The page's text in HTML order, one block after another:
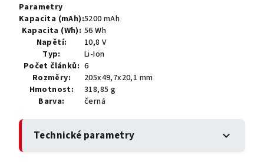
Parametry
Kapacita (mAh):5200 mAh
Kapacita (Wh): 56 Wh
Napětí:
10,8 V
Typ:
Li-Ion
Počet článků: 6
Rozměry:
205x49,7x20,1 mm
Hmotnost:
318,85 g
Barva:
černá
Technické parametry expand_more